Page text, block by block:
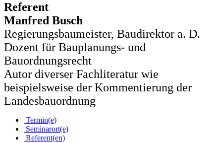
Referent
Manfred Busch
Regierungsbaumeister, Baudirektor a. D.
Dozent für Bauplanungs- und
Bauordnungsrecht
Autor diverser Fachliteratur wie
beispielsweise der Kommentierung der
Landesbauordnung
Termin(e)
Seminarort(e)
Referent(en)